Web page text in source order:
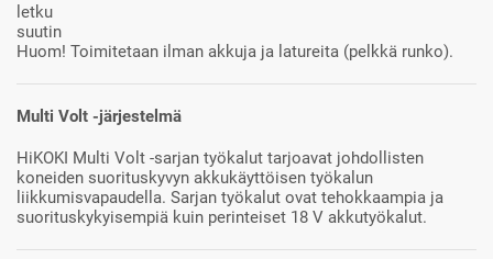
letku
suutin
Huom! Toimitetaan ilman akkuja ja latureita (pelkkä runko).
Multi Volt -järjestelmä
HiKOKI Multi Volt -sarjan työkalut tarjoavat johdollisten
koneiden suorituskyvyn akkukäyttöisen työkalun
liikkumisvapaudella. Sarjan työkalut ovat tehokkaampia ja
suorituskykyisempiä kuin perinteiset 18 V akkutyökalut.